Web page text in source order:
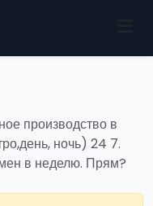
производство в
ночь) 24 7.
в неделю. Прям?